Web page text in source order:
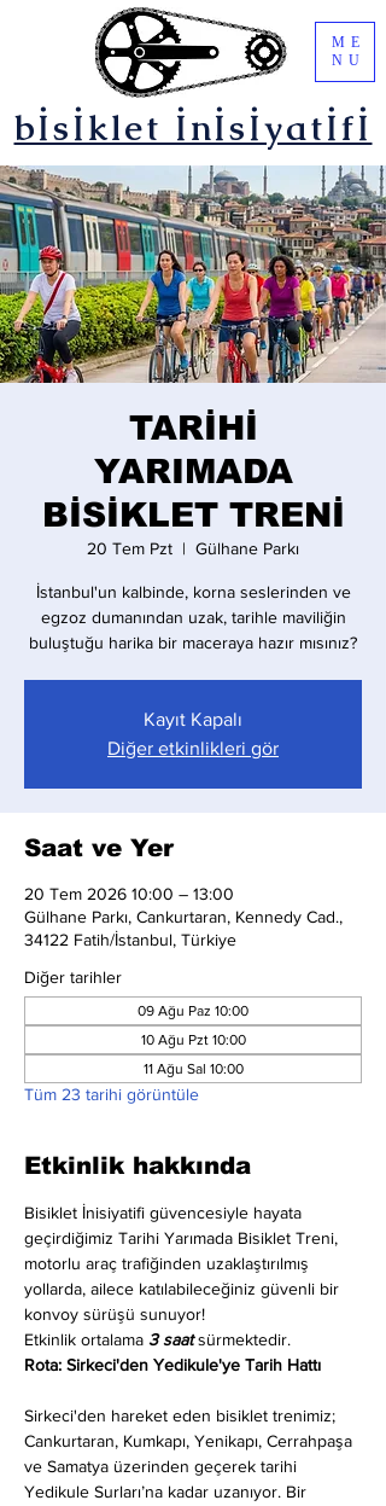
bİsİklet İnİsİyatİfİ
ME
NU
TARİHİ
YARIMADA
BİSİKLET TRENİ
20 Tem Pzt
  |
Gülhane Parkı
İstanbul'un kalbinde, korna seslerinden ve
egzoz dumanından uzak, tarihle maviliğin
buluştuğu harika bir maceraya hazır mısınız?
Kayıt Kapalı
Diğer etkinlikleri gör
Saat ve Yer
20 Tem 2026 10:00 – 13:00
Gülhane Parkı, Cankurtaran, Kennedy Cad.,
34122 Fatih/İstanbul, Türkiye
Diğer tarihler
09 Ağu Paz 10:00
10 Ağu Pzt 10:00
11 Ağu Sal 10:00
Tüm 23 tarihi görüntüle
Etkinlik hakkında
Bisiklet İnisiyatifi güvencesiyle hayata
geçirdiğimiz Tarihi Yarımada Bisiklet Treni,
motorlu araç trafiğinden uzaklaştırılmış
yollarda, ailece katılabileceğiniz güvenli bir
konvoy sürüşü sunuyor!
Etkinlik ortalama 3 saat sürmektedir.
Rota: Sirkeci'den Yedikule'ye Tarih Hattı
Sirkeci'den hareket eden bisiklet trenimiz;
Cankurtaran, Kumkapı, Yenikapı, Cerrahpaşa
ve Samatya üzerinden geçerek tarihi
Yedikule Surları’na kadar uzanıyor. Bir